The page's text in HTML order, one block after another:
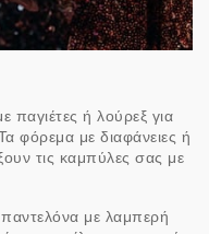
παγιέτες ή λούρεξ για
φόρεμα με διαφάνειες ή
τις καμπύλες σας με
με λαμπερή